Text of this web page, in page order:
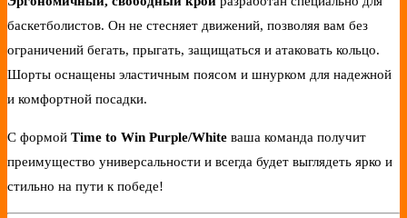
баскетболистов. Он не стесняет движений, позволяя вам без
ограничений бегать, прыгать, защищаться и атаковать кольцо.
Шорты оснащены эластичным поясом и шнурком для надежной
и комфортной посадки.
С формой Time to Win Purple/White ваша команда получит
преимущество универсальности и всегда будет выглядеть ярко и
стильно на пути к победе!